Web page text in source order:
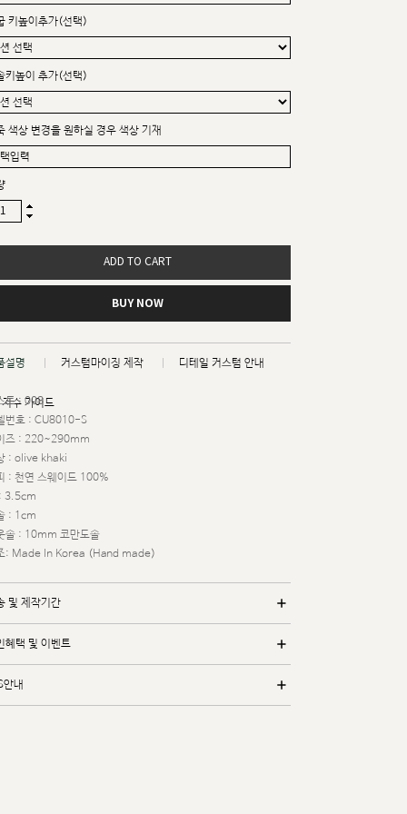
키높이추가(선택)
키높이 추가(선택)
색상 변경을 원하실 경우 색상 기재
ADD TO CART
BUY NOW
설명 커스텀마이징 제작 디테일 커스텀 안내
치수 가이드
트 : 008
번호 : CU8010-S
즈 : 220~290mm
: olive khaki
: 천연 스웨이드 100%
3.5cm
: 1cm
솔 : 10mm 코만도솔
: Made In Korea (Hand made)
및 제작기간
혜택 및 이벤트
내